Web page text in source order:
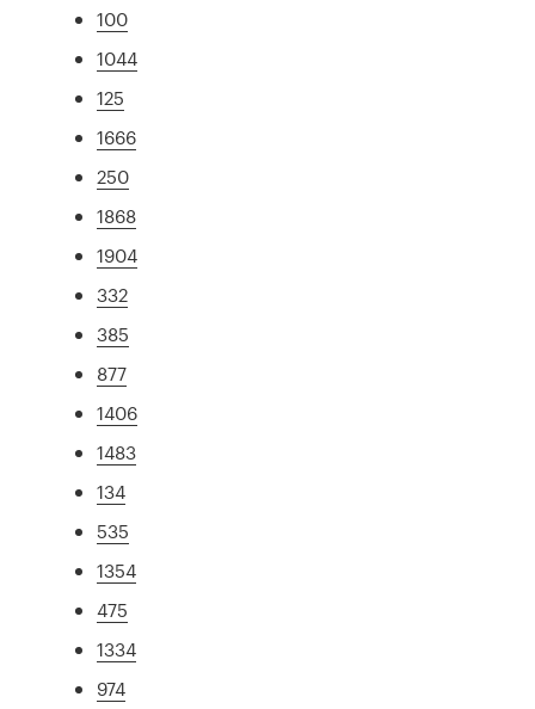
100
1044
125
1666
250
1868
1904
332
385
877
1406
1483
134
535
1354
475
1334
974